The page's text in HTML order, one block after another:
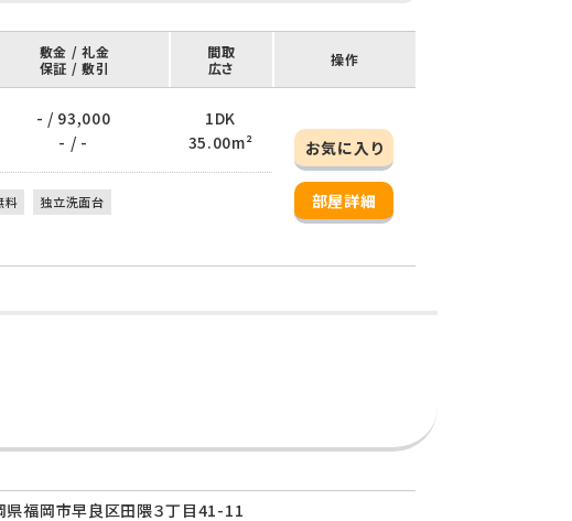
敷金 / 礼金
保証 / 敷引
間取
広さ
操作
- / 93,000
- / -
1DK
35.00m²
お気に入り
部屋詳細
料
独立洗面台
県福岡市早良区田隈３丁目41-11